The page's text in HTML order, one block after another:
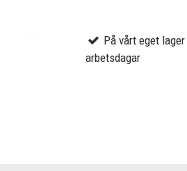
På vårt eget
arbetsdagar